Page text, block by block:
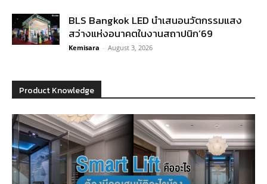
BLS Bangkok LED นำเสนอนวัตกรรมแสง
สว่างแห่งอนาคตในงานสถาปนิก’69
Kemisara - August 3, 2026
Product Knowledge